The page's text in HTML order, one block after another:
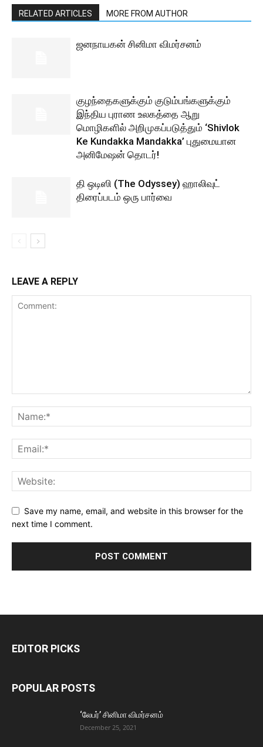
RELATED ARTICLES MORE FROM AUTHOR
ஜனநாயகன் சினிமா விமர்சனம்
குழந்தைகளுக்கும் குடும்பங்களுக்கும்
இந்திய புராண உலகத்தை ஆறு
மொழிகளில் அறிமுகப்படுத்தும் ‘Shivlok
Ke Kundakka Mandakka’ புதுமையான
அனிமேஷன் தொடர்!
தி ஒடிஸி (The Odyssey) ஹாலிவுட்
திரைப்படம் ஒரு பார்வை
LEAVE A REPLY
Save my name, email, and website in this browser for the
next time I comment.
EDITOR PICKS
POPULAR POSTS
‘லேபர்’ சினிமா விமர்சனம்
December 25, 2021